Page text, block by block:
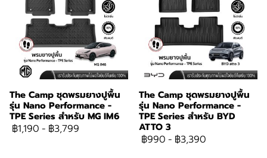
The Camp ชุดพรมยางปูพื้น
รุ่น Nano Performance -
TPE Series สำหรับ MG IM6
฿1,190 - ฿3,799
The Camp ชุดพรมยางปูพื้น
รุ่น Nano Performance -
TPE Series สำหรับ BYD
ATTO 3
฿990 - ฿3,390